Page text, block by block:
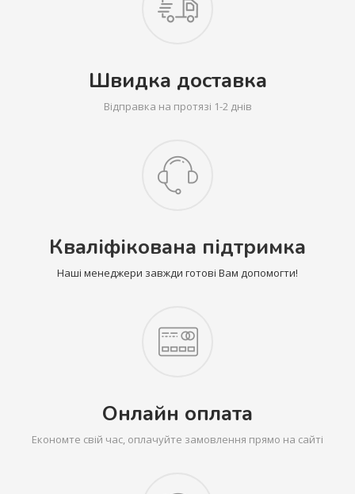
Швидка доставка
Відправка на протязі 1-2 днів
Кваліфікована підтримка
Наші менеджери завжди готові Вам допомогти!
Онлайн оплата
Економте свій час, оплачуйте замовлення прямо на сайті